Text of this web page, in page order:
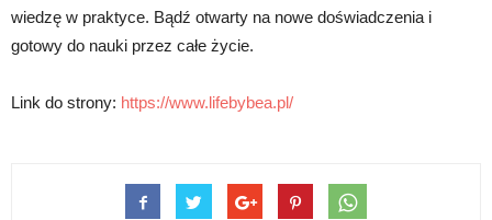
wiedzę w praktyce. Bądź otwarty na nowe doświadczenia i
gotowy do nauki przez całe życie.
Link do strony: https://www.lifebybea.pl/